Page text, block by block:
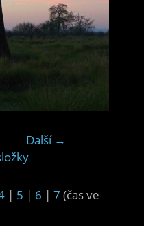
Další →
| 5 | 6 | 7 (čas ve